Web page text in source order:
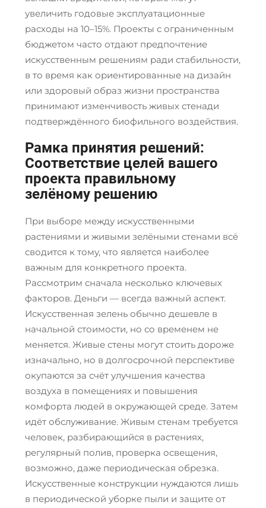
увеличить годовые эксплуатационные
расходы на 10–15%. Проекты с ограниченным
бюджетом часто отдают предпочтение
искусственным решениям ради стабильности,
в то время как ориентированные на дизайн
или здоровый образ жизни пространства
принимают изменчивость живых стенади
подтверждённого биофильного воздействия.
Рамка принятия решений:
Соответствие целей вашего
проекта правильному
зелёному решению
При выборе между искусственными
растениями и живыми зелёными стенами всё
сводится к тому, что является наиболее
важным для конкретного проекта.
Рассмотрим сначала несколько ключевых
факторов. Деньги — всегда важный аспект.
Искусственная зелень обычно дешевле в
начальной стоимости, но со временем не
меняется. Живые стены могут стоить дороже
изначально, но в долгосрочной перспективе
окупаются за счёт улучшения качества
воздуха в помещениях и повышения
комфорта людей в окружающей среде. Затем
идёт обслуживание. Живым стенам требуется
человек, разбирающийся в растениях,
регулярный полив, проверка освещения,
возможно, даже периодическая обрезка.
Искусственные конструкции нуждаются лишь
в периодической уборке пыли и защите от